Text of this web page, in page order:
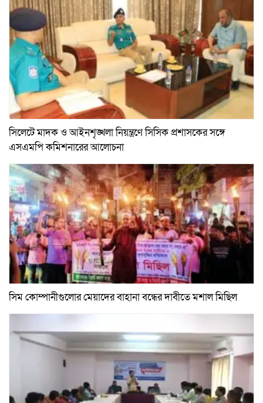
সিলেটে মাদক ও আইনশৃঙ্খলা নিয়ন্ত্রণে সিসিক প্রশাসকের সঙ্গে
এসএমপি কমিশনারের আলোচনা
সিম কোম্পানীগুলোর মেয়াদের বাহানা বন্ধের দাবীতে মশাল মিছিল